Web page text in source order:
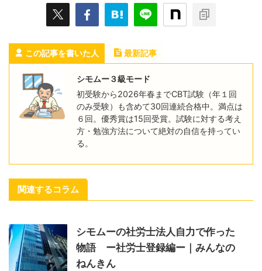
この記事を書いた人 最新記事
シモムー３級モード
初受験から2026年春までCBT試験（年１回
のみ受験）も含めて30回連続合格中。満点は
６回。優秀賞は15回受賞。試験に対する考え
方・勉強方法について絶対の自信を持ってい
る。
関連するコラム
シモムーの社労士法人自力で作った
物語 ー社労士登録編ー｜みんなの
ねんきん